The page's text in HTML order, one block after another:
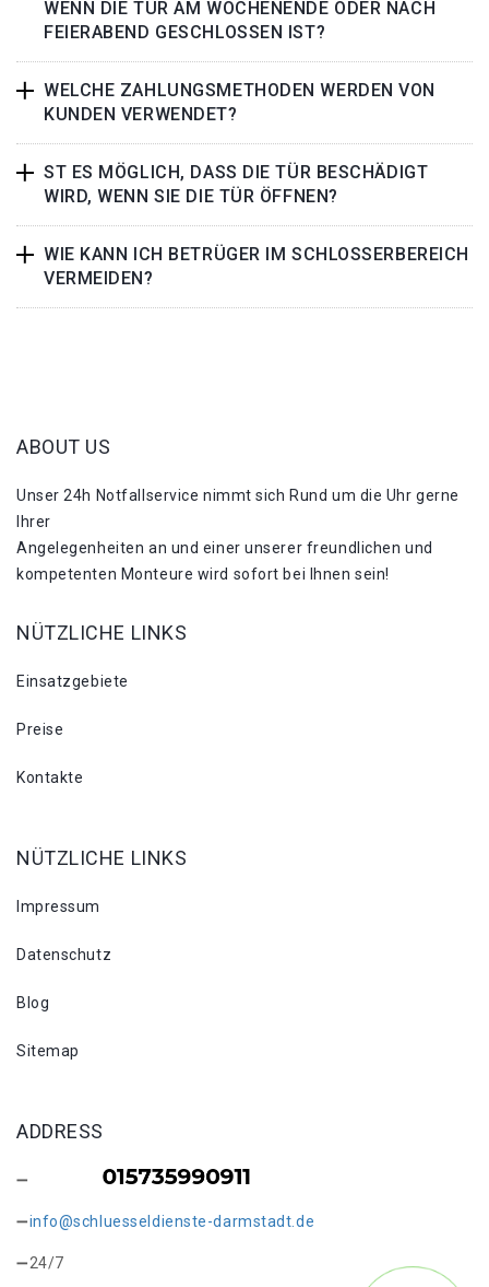
WENN DIE TÜR AM WOCHENENDE ODER NACH
FEIERABEND GESCHLOSSEN IST?
WELCHE ZAHLUNGSMETHODEN WERDEN VON
KUNDEN VERWENDET?
ST ES MÖGLICH, DASS DIE TÜR BESCHÄDIGT
WIRD, WENN SIE DIE TÜR ÖFFNEN?
WIE KANN ICH BETRÜGER IM SCHLOSSERBEREICH
VERMEIDEN?
ABOUT US
Unser 24h Notfallservice nimmt sich Rund um die Uhr gerne
Ihrer
Angelegenheiten an und einer unserer freundlichen und
kompetenten Monteure wird sofort bei Ihnen sein!
NÜTZLICHE LINKS
Einsatzgebiete
Preise
Kontakte
NÜTZLICHE LINKS
Impressum
Datenschutz
Blog
Sitemap
ADDRESS
info@schluesseldienste-darmstadt.de
24/7